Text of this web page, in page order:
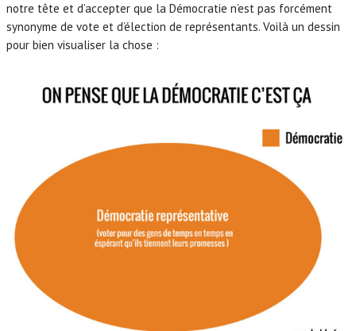
notre tête et d’accepter que la Démocratie n’est pas forcément
synonyme de vote et d’élection de représentants. Voilà un dessin
pour bien visualiser la chose :